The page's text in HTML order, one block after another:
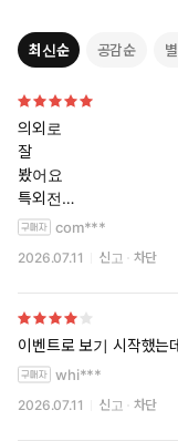
최신순 공감순
의외로
잘
봤어요
특외전
부탁드립니다
com***
2026.07.11 신고 차단
이벤트로 보기 시작했는
whi***
2026.07.11 신고 차단